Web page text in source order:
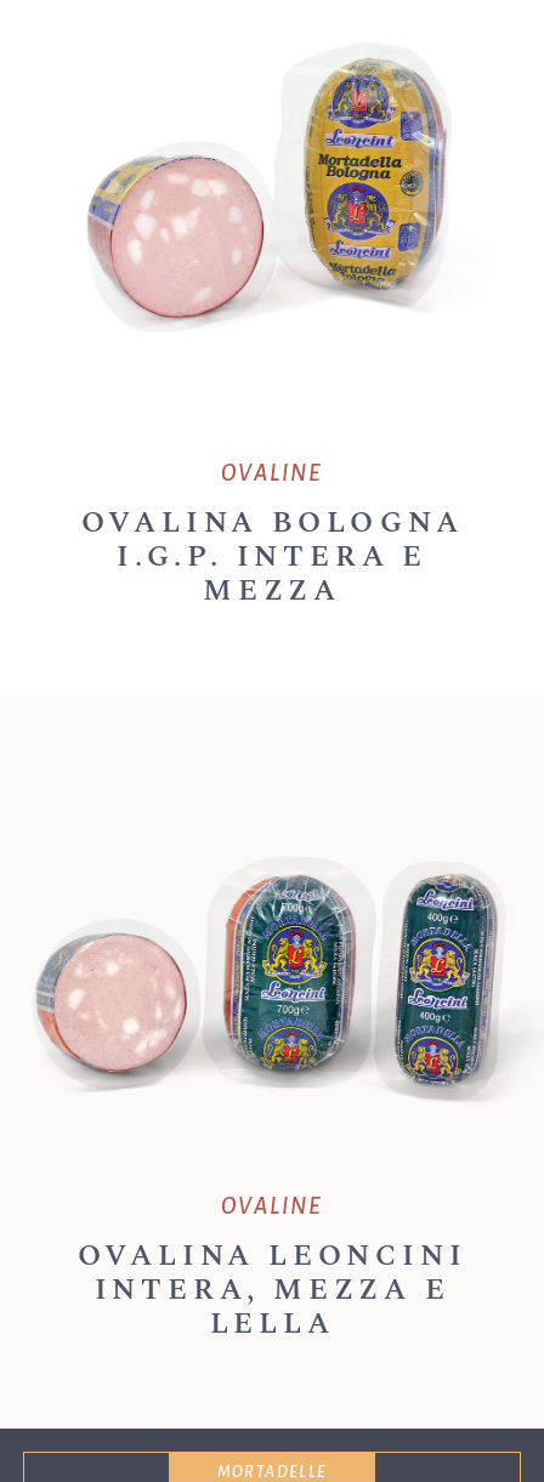
OVALINE
OVALINA BOLOGNA
I.G.P. INTERA E
MEZZA
OVALINE
OVALINA LEONCINI
INTERA, MEZZA E
LELLA
MORTADELLE